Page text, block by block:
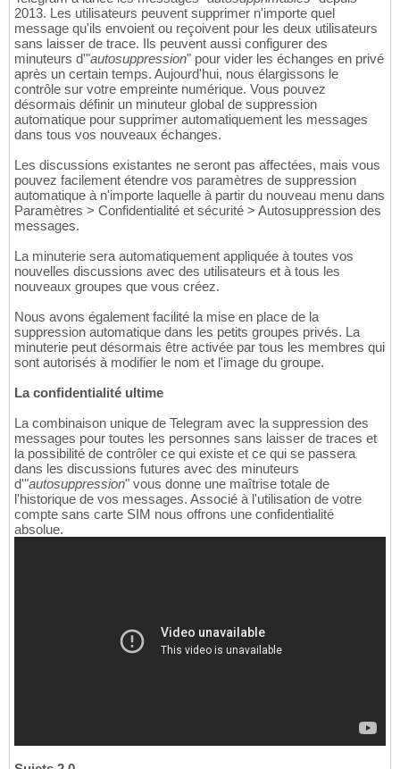
2013. Les utilisateurs peuvent supprimer n'importe quel
message qu'ils envoient ou reçoivent pour les deux utilisateurs
sans laisser de trace. Ils peuvent aussi configurer des
minuteurs d'"autosuppression" pour vider les échanges en privé
après un certain temps. Aujourd'hui, nous élargissons le
contrôle sur votre empreinte numérique. Vous pouvez
désormais définir un minuteur global de suppression
automatique pour supprimer automatiquement les messages
dans tous vos nouveaux échanges.
Les discussions existantes ne seront pas affectées, mais vous
pouvez facilement étendre vos paramètres de suppression
automatique à n'importe laquelle à partir du nouveau menu dans
Paramètres > Confidentialité et sécurité > Autosuppression des
messages.
La minuterie sera automatiquement appliquée à toutes vos
nouvelles discussions avec des utilisateurs et à tous les
nouveaux groupes que vous créez.
Nous avons également facilité la mise en place de la
suppression automatique dans les petits groupes privés. La
minuterie peut désormais être activée par tous les membres qui
sont autorisés à modifier le nom et l'image du groupe.
La confidentialité ultime
La combinaison unique de Telegram avec la suppression des
messages pour toutes les personnes sans laisser de traces et
la possibilité de contrôler ce qui existe et ce qui se passera
dans les discussions futures avec des minuteurs
d'"autosuppression" vous donne une maîtrise totale de
l'historique de vos messages. Associé à l'utilisation de votre
compte sans carte SIM nous offrons une confidentialité
absolue.